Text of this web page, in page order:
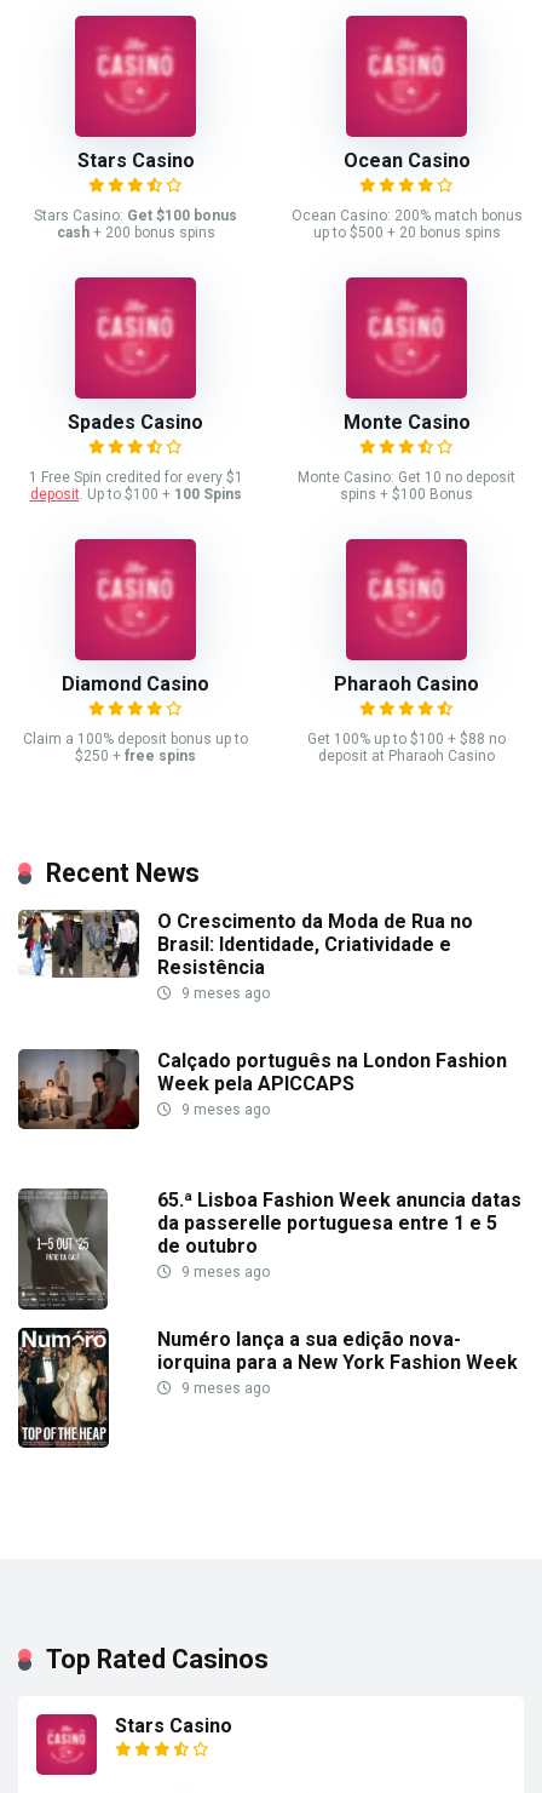
Stars Casino
Stars Casino: Get $100 bonus
cash+ 200 bonus spins
Ocean Casino
Ocean Casino: 200% match bonus
up to $500 + 20 bonus spins
Spades Casino
1 Free Spin credited for every $1
deposit. Up to $100 + 100 Spins
Monte Casino
Monte Casino: Get 10 no deposit
spins + $100 Bonus
Diamond Casino
Claim a 100% deposit bonus up to
$250 + free spins
Pharaoh Casino
Get 100% up to $100 + $88 no
deposit at Pharaoh Casino
Recent News
O Crescimento da Moda de Rua no
Brasil: Identidade, Criatividade e
Resistência
9 meses ago
Calçado português na London Fashion
Week pela APICCAPS
9 meses ago
65.ª Lisboa Fashion Week anuncia datas
da passerelle portuguesa entre 1 e 5
de outubro
9 meses ago
Numéro lança a sua edição nova-
iorquina para a New York Fashion Week
9 meses ago
Top Rated Casinos
Stars Casino